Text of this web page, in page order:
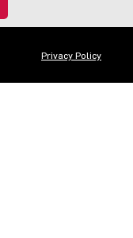
Privacy Policy